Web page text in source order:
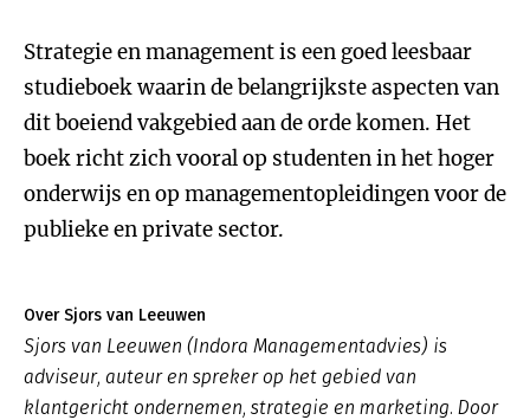
Strategie en management is een goed leesbaar
studieboek waarin de belangrijkste aspecten van
dit boeiend vakgebied aan de orde komen. Het
boek richt zich vooral op studenten in het hoger
onderwijs en op managementopleidingen voor de
publieke en private sector.
Over Sjors van Leeuwen
Sjors van Leeuwen (Indora Managementadvies) is
adviseur, auteur en spreker op het gebied van
klantgericht ondernemen, strategie en marketing. Door